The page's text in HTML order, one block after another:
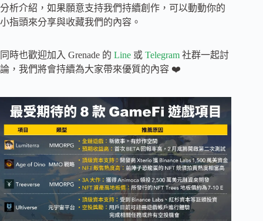
分析介紹，如果願意支持我們持續創作，可以動動你的
小指頭來分享與收藏我們的內容。
同時也歡迎加入 Grenade 的 Line 或 Telegram 社群一起討
論，我們將會持續為大家帶來優質的內容 ❤️